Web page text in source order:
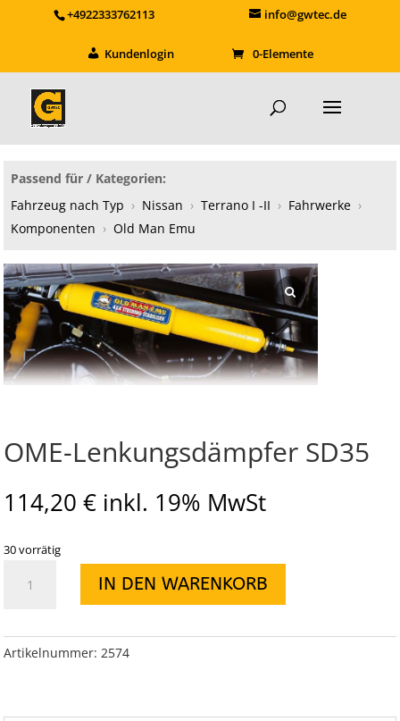
+4922333762113 info@gwtec.de
Kundenlogin 0-Elemente
Passend für / Kategorien:
Fahrzeug nach Typ › Nissan › Terrano I -II › Fahrwerke ›
Komponenten › Old Man Emu
OME-Lenkungsdämpfer SD35
114,20 € inkl. 19% MwSt
30 vorrätig
LenkungsdämpferIN DEN WARENKORB
Artikelnummer: 2574